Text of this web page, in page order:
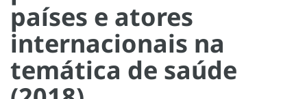
países e atores
internacionais na
temática de saúde